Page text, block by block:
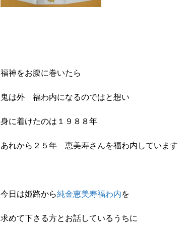
福神をお腹に巻いたら
鬼は外 福わ内になるのではと想い
身に着けたのは１９８８年
あれから２５年 恵美寿さんを福わ内しています
今日は姫路から純金恵美寿福わ内を
求めて下さる方とお話しているうちに